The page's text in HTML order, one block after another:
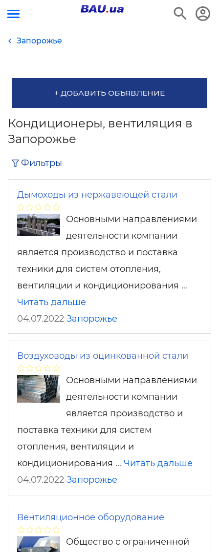
Запорожье
+ ДОБАВИТЬ ОБЪЯВЛЕНИЕ
Кондиционеры, вентиляция в
Запорожье
Фильтры
Дымоходы из нержавеющей стали
Основными направлениями
деятельности компании
является производство и поставка
техники для систем отопления,
вентиляции и кондиционирования …
Читать дальше
04.07.2022 Запорожье
Воздуховоды из оцинкованной стали
Основными направлениями
деятельности компании
является производство и
поставка техники для систем
отопления, вентиляции и
кондиционирования … Читать дальше
04.07.2022 Запорожье
Вентиляционное оборудование
Общество с ограниченной